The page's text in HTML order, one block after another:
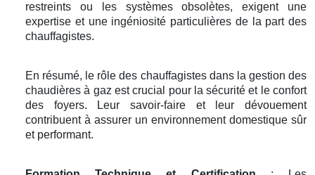
restreints ou les systèmes obsolètes, exigent une
expertise et une ingéniosité particulières de la part des
chauffagistes.
En résumé, le rôle des chauffagistes dans la gestion des
chaudières à gaz est crucial pour la sécurité et le confort
des foyers. Leur savoir-faire et leur dévouement
contribuent à assurer un environnement domestique sûr
et performant.